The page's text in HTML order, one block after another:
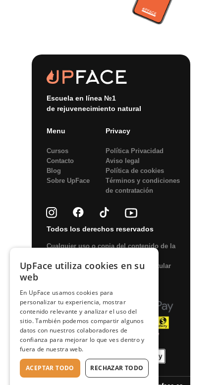
Escuela en línea №1
de rejuvenecimiento natural
Menu Privacy
Todos los derechos reservados
Cursos
Contacto
Blog
Sobre UpFace
Política Privacidad
Aviso legal
Política de сookies
Términos y condiciones
de contratación
Сualquier uso o copia del contenido de la
permitido solo con el permiso del titular
UpFace utiliza cookies en su
web
En UpFace usamos cookies para
personalizar tu experiencia, mostrar
contenido relevante y analizar el uso del
sitio. También podemos compartir algunos
datos con nuestros colaboradores de
confianza para mejorar lo que ves dentro y
fuera de nuestra web.
ACEPTAR TODO RECHAZAR TODO